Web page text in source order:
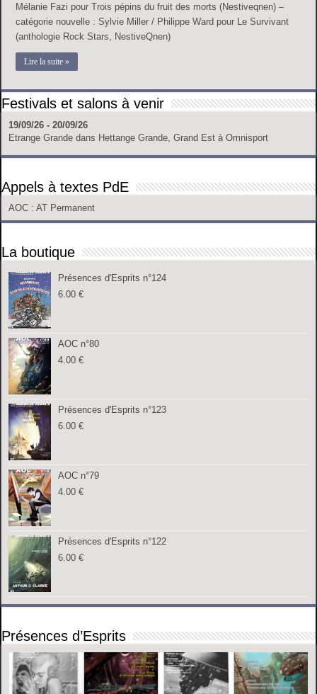
Mélanie Fazi pour Trois pépins du fruit des morts (Nestiveqnen) –
catégorie nouvelle : Sylvie Miller / Philippe Ward pour Le Survivant
(anthologie Rock Stars, NestiveQnen)
Lire la suite »
Festivals et salons à venir
19/09/26 - 20/09/26
Etrange Grande dans Hettange Grande, Grand Est à Omnisport
Appels à textes PdE
AOC : AT Permanent
La boutique
Présences d'Esprits n°124
6.00€
AOC n°80
4.00€
Présences d'Esprits n°123
6.00€
AOC n°79
4.00€
Présences d'Esprits n°122
6.00€
Présences d’Esprits